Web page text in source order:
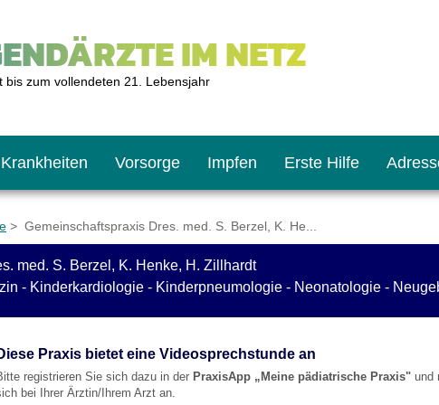
IM NETZ
zum vollendeten 21. Lebensjahr
erste Jahr
Krankheiten Vorsorge
U1 bis U6
U7 bis U9
J1 bis J2
Impfen
Wann und wie oft?
Erste Hilfe
Tipps
Rechner
Rechner
Rechner
> Gemeinschaftspraxis Dres. med. S. Berzel, K. He...
med. S. Berzel, K. Henke, H. Zillhardt
- Kinderkardiologie - Kinderpneumologie - Neonatologie -
Praxis bietet eine Videosprechstunde an
registrieren Sie sich dazu in der PraxisApp „Meine pädiatrische Praxis" und
bei Ihrer Ärztin/Ihrem Arzt an.